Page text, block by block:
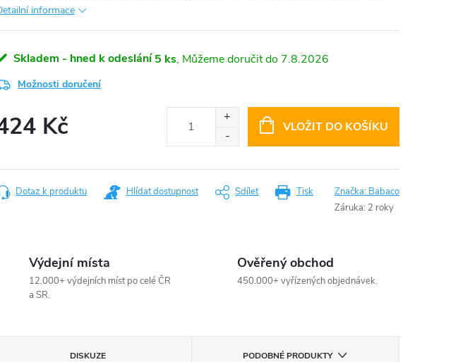
informace
Skladem - hned k odeslání 5 ks 7.8.2026
Možnosti doručení
Kč VLOŽIT DO KOŠÍKU
Tisk
Dotaz k produktu Hlídat dostupnost Sdílet Značka: Babaco
Záruka: 2 roky
Výdejní místa
12.000+ výdejních míst po celé ČR
a SR.
Ověřený obchod
450.000+ vyřízených objednávek.
DISKUZE PODOBNÉ PRODUKTY